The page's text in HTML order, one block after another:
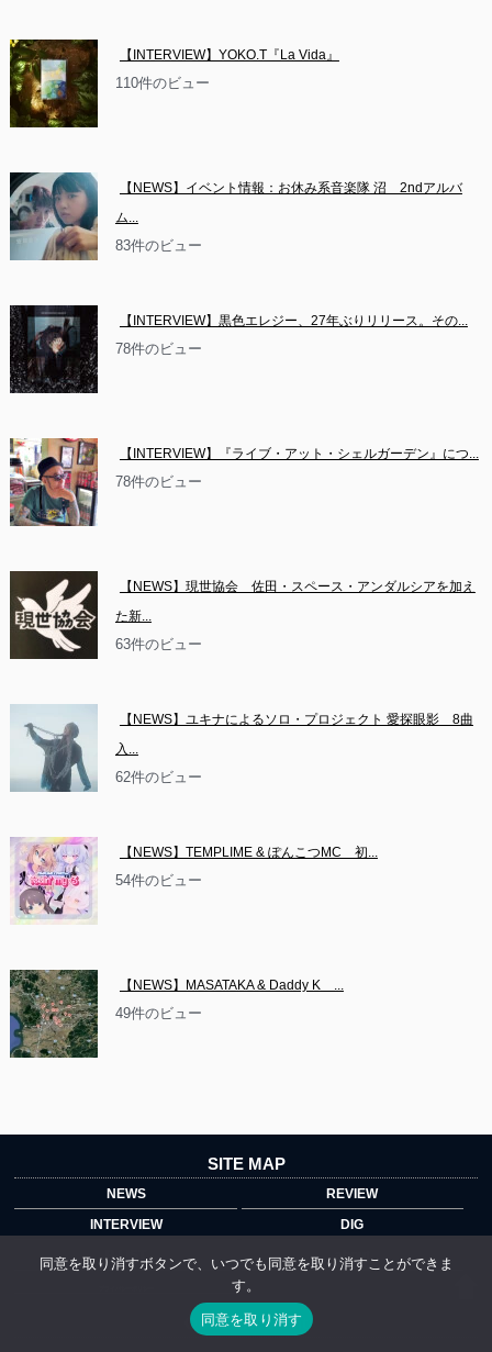
【INTERVIEW】YOKO.T『La Vida』
110件のビュー
【NEWS】イベント情報：お休み系音楽隊 沼　2ndアルバ
ム...
83件のビュー
【INTERVIEW】黒色エレジー、27年ぶりリリース。その...
78件のビュー
【INTERVIEW】『ライブ・アット・シェルガーデン』につ...
78件のビュー
【NEWS】現世協会　佐田・スペース・アンダルシアを加え
た新...
63件のビュー
【NEWS】ユキナによるソロ・プロジェクト 愛探眼影　8曲
入...
62件のビュー
【NEWS】TEMPLIME & ぽんこつMC　初...
54件のビュー
【NEWS】MASATAKA & Daddy K　...
49件のビュー
SITE MAP
NEWS
REVIEW
INTERVIEW
DIG
P-LIST
about
Official Account
同意を取り消すボタンで、いつでも同意を取り消すことができま
す。
同意を取り消す